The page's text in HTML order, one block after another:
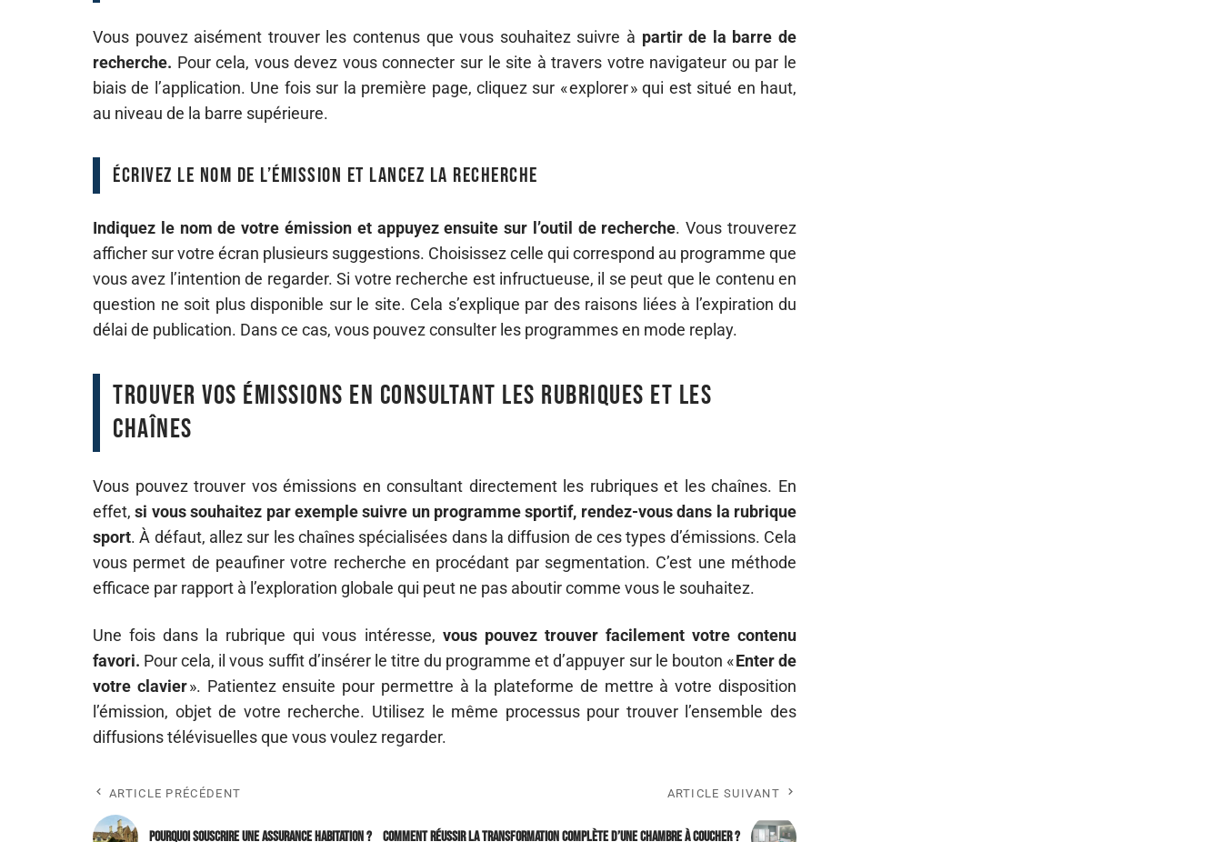
Vous pouvez aisément trouver les contenus que vous souhaitez suivre à partir de la barre de
recherche. Pour cela, vous devez vous connecter sur le site à travers votre navigateur ou par le
biais de l’application. Une fois sur la première page, cliquez sur « explorer » qui est situé en haut,
au niveau de la barre supérieure.
Écrivez le nom de l’émission et lancez la recherche
Indiquez le nom de votre émission et appuyez ensuite sur l’outil de recherche. Vous trouverez
afficher sur votre écran plusieurs suggestions. Choisissez celle qui correspond au programme que
vous avez l’intention de regarder. Si votre recherche est infructueuse, il se peut que le contenu en
question ne soit plus disponible sur le site. Cela s’explique par des raisons liées à l’expiration du
délai de publication. Dans ce cas, vous pouvez consulter les programmes en mode replay.
Trouver vos émissions en consultant les rubriques et les
chaînes
Vous pouvez trouver vos émissions en consultant directement les rubriques et les chaînes. En
effet,si vous souhaitez par exemple suivre un programme sportif, rendez-vous dans la rubrique
sport. À défaut, allez sur les chaînes spécialisées dans la diffusion de ces types d’émissions. Cela
vous permet de peaufiner votre recherche en procédant par segmentation. C’est une méthode
efficace par rapport à l’exploration globale qui peut ne pas aboutir comme vous le souhaitez.
Une fois dans la rubrique qui vous intéresse, vous pouvez trouver facilement votre contenu
favori. Pour cela, il vous suffit d’insérer le titre du programme et d’appuyer sur le bouton «Enter de
votre clavier». Patientez ensuite pour permettre à la plateforme de mettre à votre disposition
l’émission, objet de votre recherche. Utilisez le même processus pour trouver l’ensemble des
diffusions télévisuelles que vous voulez regarder.
ARTICLE PRÉCÉDENT
Pourquoi souscrire une assurance habitation ?
ARTICLE SUIVANT
Comment réussir la transformation complète d’une chambre à coucher ?